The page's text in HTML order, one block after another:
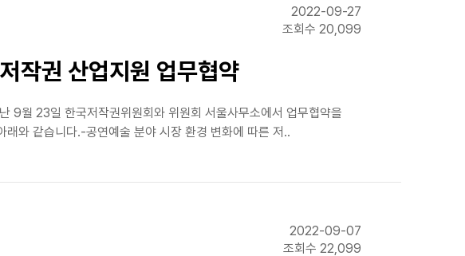
2022-09-27
조회수 20,099
작권 산업지원 업무협약
9월 23일 한국저작권위원회와 위원회 서울사무소에서 업무협약을
와 같습니다.-공연예술 분야 시장 환경 변화에 따른 저..
2022-09-07
조회수 22,099